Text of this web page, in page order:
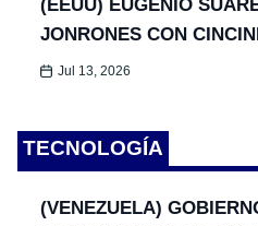
(EEUU) EUGENIO
JONRONES CON
Jul 13, 2026
TECNOLOGÍA
(VENEZUELA)